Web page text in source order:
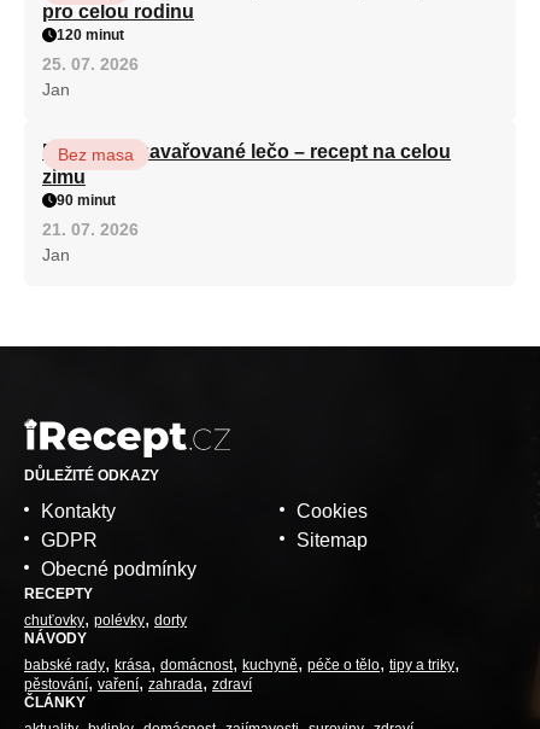
pro celou rodinu
120 minut
25. 07. 2026
Jan
Babiččino zavařované lečo – recept na celou
zimu
Bez masa
90 minut
21. 07. 2026
Jan
DŮLEŽITÉ ODKAZY
Kontakty
GDPR
Obecné podmínky
Cookies
Sitemap
RECEPTY
chuťovky polévky dorty
NÁVODY
babské rady
krása domácnost kuchyně péče o tělo tipy a triky
pěstování vaření zahrada zdraví
ČLÁNKY